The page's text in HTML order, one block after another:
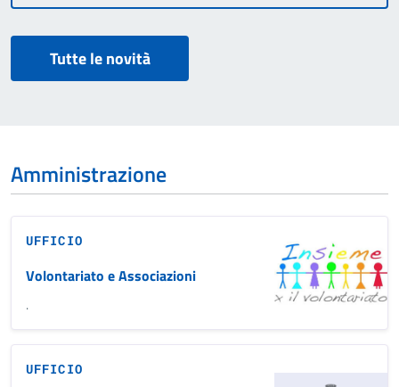
Tutte le novità
Amministrazione
UFFICIO
Volontariato e Associazioni
.
UFFICIO